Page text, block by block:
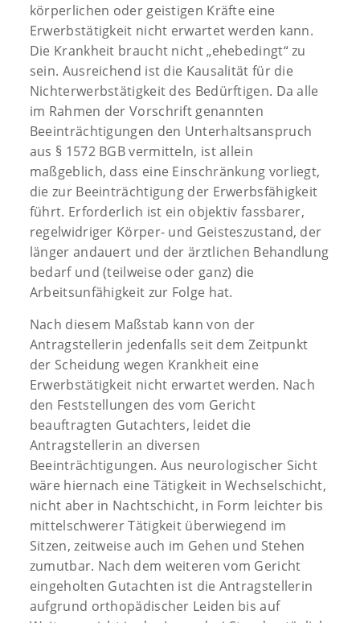
körperlichen oder geistigen Kräfte eine
Erwerbstätigkeit nicht erwartet werden kann.
Die Krankheit braucht nicht „ehebedingt“ zu
sein. Ausreichend ist die Kausalität für die
Nichterwerbstätigkeit des Bedürftigen. Da alle
im Rahmen der Vorschrift genannten
Beeinträchtigungen den Unterhaltsanspruch
aus § 1572 BGB vermitteln, ist allein
maßgeblich, dass eine Einschränkung vorliegt,
die zur Beeinträchtigung der Erwerbsfähigkeit
führt. Erforderlich ist ein objektiv fassbarer,
regelwidriger Körper- und Geisteszustand, der
länger andauert und der ärztlichen Behandlung
bedarf und (teilweise oder ganz) die
Arbeitsunfähigkeit zur Folge hat.
Nach diesem Maßstab kann von der
Antragstellerin jedenfalls seit dem Zeitpunkt
der Scheidung wegen Krankheit eine
Erwerbstätigkeit nicht erwartet werden. Nach
den Feststellungen des vom Gericht
beauftragten Gutachters, leidet die
Antragstellerin an diversen
Beeinträchtigungen. Aus neurologischer Sicht
wäre hiernach eine Tätigkeit in Wechselschicht,
nicht aber in Nachtschicht, in Form leichter bis
mittelschwerer Tätigkeit überwiegend im
Sitzen, zeitweise auch im Gehen und Stehen
zumutbar. Nach dem weiteren vom Gericht
eingeholten Gutachten ist die Antragstellerin
aufgrund orthopädischer Leiden bis auf